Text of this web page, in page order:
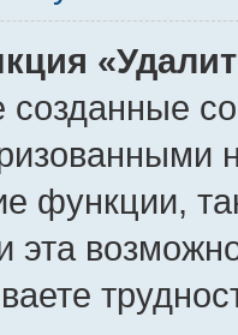
созданные
функции,
эта